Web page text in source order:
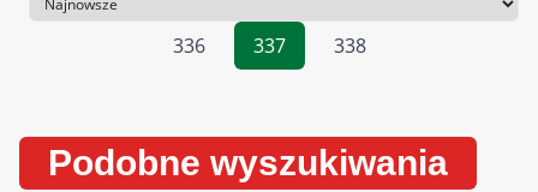
Sortowanie
336
337 338
Podobne wyszukiwania